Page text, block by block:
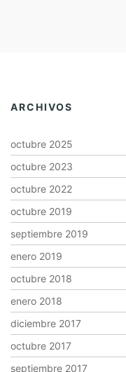
ARCHIVOS
octubre 2025
octubre 2023
octubre 2022
octubre 2019
septiembre 2019
enero 2019
octubre 2018
enero 2018
diciembre 2017
octubre 2017
septiembre 2017